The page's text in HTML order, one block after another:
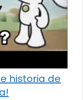
historia de